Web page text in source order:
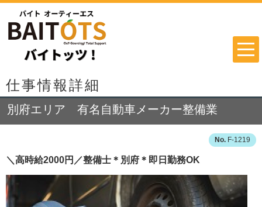
仕事情報詳細
別府エリア 有名自動車メーカー整備業
F-1219
＼高時給2000円／整備士＊別府＊即日勤務OK